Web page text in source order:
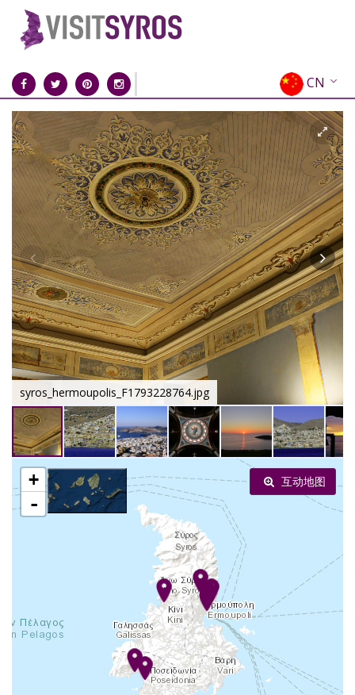
CN
EN
EL
FR
DE
IT
ES
RU
syros_hermoupolis_F1793228764.jpg
+
-
互动地图